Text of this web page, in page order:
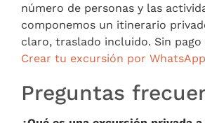
número de personas y las
componemos un itinerario
claro, traslado incluido. Sin pago
Crear tu excursión por
Preguntas